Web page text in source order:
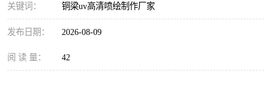
关键词： 铜梁uv高清喷绘制作厂家
发布日期： 2026-08-09
阅 读 量： 42